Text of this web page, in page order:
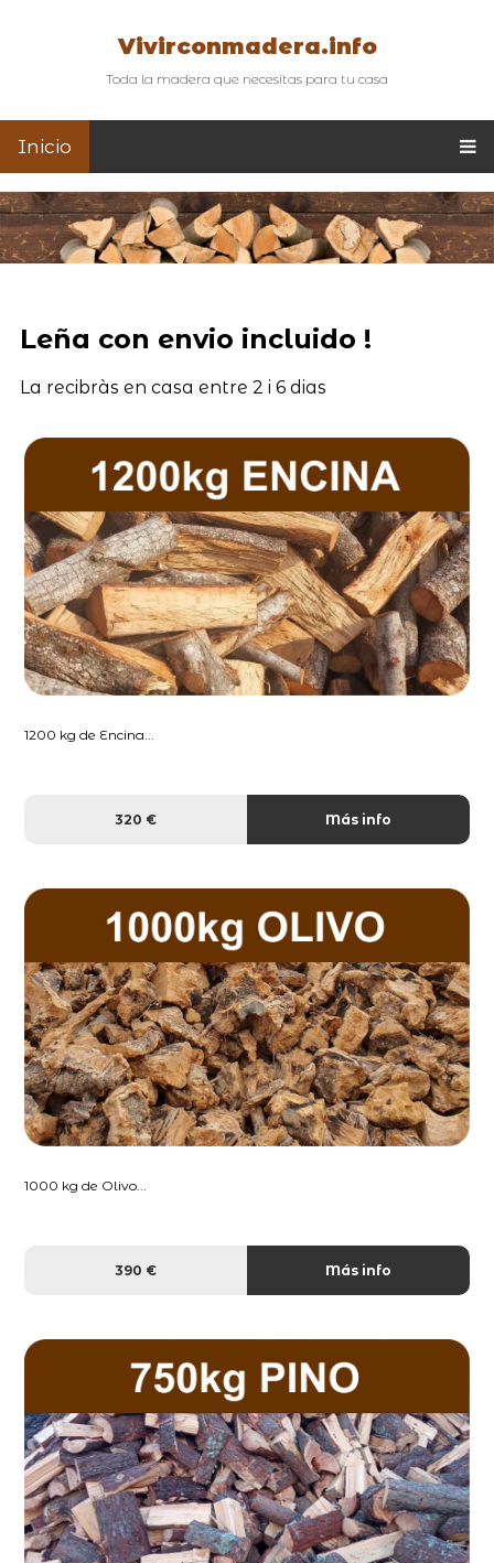
Vivirconmadera.info
Toda la madera que necesitas para tu casa
Inicio
Leña con envio incluido !
La recibràs en casa entre 2 i 6 dias
1200 kg de Encina...
320 € Más info
1000 kg de Olivo...
390 € Más info